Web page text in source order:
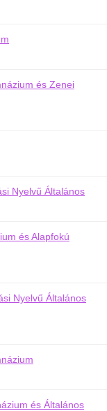
és Zenei
Nyelvű Általános
és Alapfokú
Nyelvű Általános
és Általános